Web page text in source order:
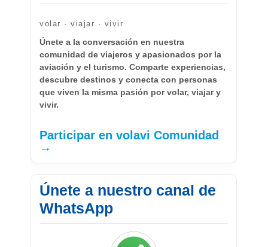
volar · viajar · vivir
Únete a la conversación en nuestra
comunidad de viajeros y apasionados por la
aviación y el turismo. Comparte experiencias,
descubre destinos y conecta con personas
que viven la misma pasión por volar, viajar y
vivir.
Participar en volavi Comunidad
→
Únete a nuestro canal de
WhatsApp